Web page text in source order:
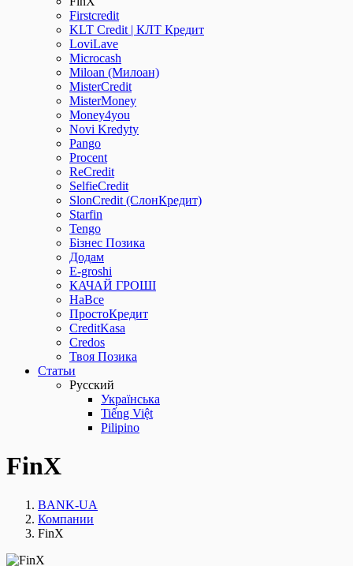
Firstcredit
KLT Credit | КЛТ Кредит
LoviLave
Microcash
Miloan (Милоан)
MisterCredit
MisterMoney
Money4you
Novi Kredyty
Pango
Procent
ReCredit
SelfieCredit
SlonCredit (СлонКредит)
Starfin
Tengo
Бізнес Позика
Додам
Е-groshi
КАЧАЙ ГРОШІ
НаВсе
ПростоКредит
СreditKasa
Сredos
Твоя Позика
Статьи
Русский
Українська
Tiếng Việt
Pilipino
FinX
BANK-UA
Компании
FinX